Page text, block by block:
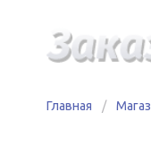
Главная /